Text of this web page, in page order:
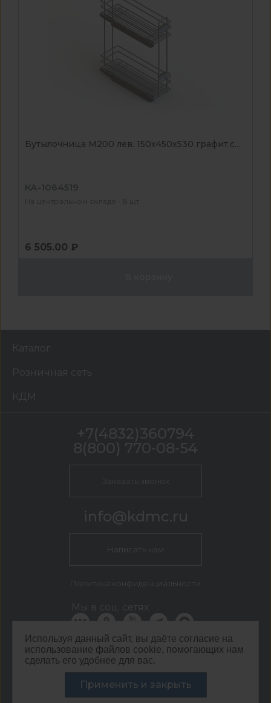
Бутылочница М200 лев. 150х450х530 графит,с...
КА-1064519
На центральном складе - 8 шт
6 505.00 ₽
Используя данный сайт, вы даёте согласие на
использование файлов cookie, помогающих нам
сделать его удобнее для вас.
Применить и закрыть
Каталог
Розничная сеть
КДМ
КДМ Брянск
г. Брянск, ул. Вокзальная, 122
+7(4832)360794
8(800) 770-08-54
Заказать звонок
info@kdmc.ru
Написать нам
Политика конфиденциальности
Мы в соц. сетях
ООО ЦЕНТР КДМ. ИНН: 3661037157 ОГРН: 1063667287551